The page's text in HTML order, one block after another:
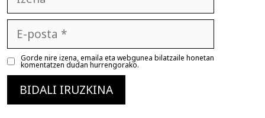
posta
Gorde nire izena, emaila eta webgunea bilatzaile honetan
komentatzen dudan hurrengorako.